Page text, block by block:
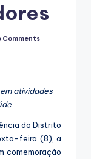
Comments
atividades
do Distrito
feira (8), a
comemoração